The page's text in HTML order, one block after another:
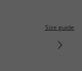
Size guide